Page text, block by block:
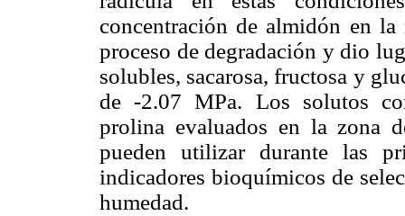
concentración de almidón en
proceso de degradación y dio
solubles, sacarosa, fructosa y
de -2.07 MPa. Los solutos
prolina evaluados en la zona
pueden utilizar durante las
indicadores bioquímicos de
humedad.